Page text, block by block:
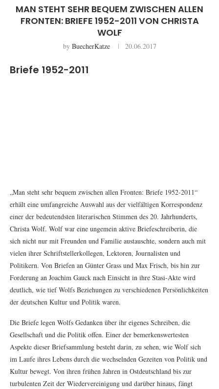
MAN STEHT SEHR BEQUEM ZWISCHEN ALLEN
FRONTEN: BRIEFE 1952-2011 VON CHRISTA
WOLF
by BuecherKatze 20.06.2017
Briefe 1952-2011
„Man steht sehr bequem zwischen allen Fronten: Briefe 1952-2011“
erhält eine umfangreiche Auswahl aus der vielfältigen Korrespondenz
einer der bedeutendsten literarischen Stimmen des 20. Jahrhunderts,
Christa Wolf. Wolf war eine ungemein aktive Briefeschreiberin, die
sich nicht nur mit Freunden und Familie austauschte, sondern auch mit
vielen ihrer Schriftstellerkollegen, Lektoren, Journalisten und
Politikern. Von Briefen an Günter Grass und Max Frisch, bis hin zur
Forderung an Joachim Gauck nach Einsicht in ihre Stasi-Akte wird
deutlich, wie tief Wolfs Beziehungen zu verschiedenen Persönlichkeiten
der deutschen Kultur und Politik waren.
Die Briefe legen Wolfs Gedanken über ihr eigenes Schreiben, die
Gesellschaft und die Politik offen. Einer der bemerkenswertesten
Aspekte dieser Briefsammlung besteht darin, zu sehen, wie Wolf sich
im Laufe ihres Lebens durch die wechselnden Gezeiten von Politik und
Kultur bewegt. Von ihren frühen Jahren in Ostdeutschland bis zur
turbulenten Zeit der Wiedervereinigung und darüber hinaus, fängt